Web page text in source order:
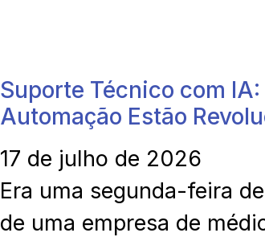
Suporte Técnico com
Automação Estão
17 de julho de 2026
Era uma segunda-feira
de uma empresa de